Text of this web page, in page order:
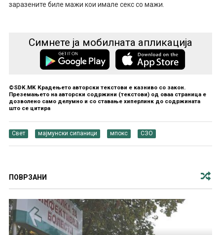
заразените биле мажи кои имале секс со мажи.
Симнете ја мобилната апликација
©SDK.MK Крадењето авторски текстови е казниво со закон.
Преземањето на авторски содржини (текстови) од оваа страница е
дозволено само делумно и со ставање хиперлинк до содржината
што се цитира
Свет мајмунски сипаници мпокс СЗО
ПОВРЗАНИ